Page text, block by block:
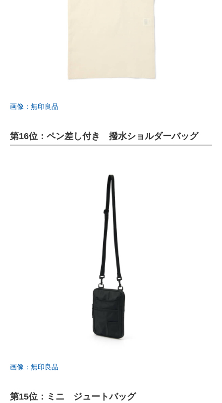
画像：無印良品
第16位：ペン差し付き 撥水ショルダーバッグ
画像：無印良品
第15位：ミニ ジュートバッグ